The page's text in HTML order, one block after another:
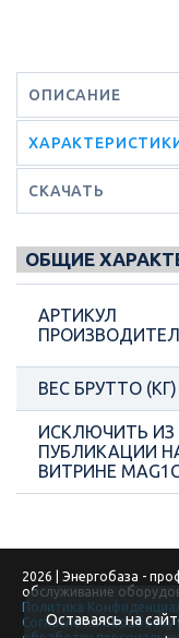
ОПИСАНИЕ
СКАЧАТЬ
ОБЩИЕ
АРТИКУЛ
ВЕС БРУТТО (КГ)
ИСКЛЮЧИТЬ ИЗ
ПУБЛИКАЦИИ
ВИТРИНЕ
2026 | Энергобаза -
обслуживание
Политика
Согласие на
Оставаясь на